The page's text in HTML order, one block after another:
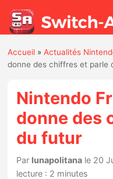
Actualités
Jeux
Hardware
Accueil »Actualités
donne des chiffres et parle
Nintendo
donne des
du futur
Par lunapolitana le 20
lecture : 2 minutes